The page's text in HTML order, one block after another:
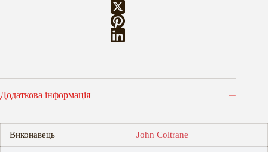
Додаткова інформація
Виконавець John Coltrane